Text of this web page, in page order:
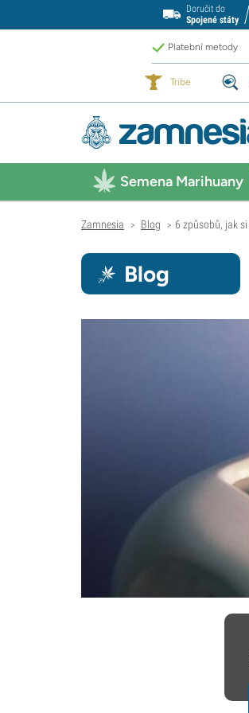
Doručit do
Spojené státy
Platební metody
Tribe
Semena Marihuany
Zamnesia > Blog > 6 způsobů, jak
Blog